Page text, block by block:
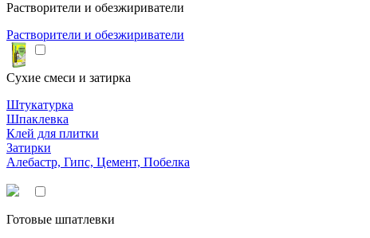
Растворители и обезжириватели
Растворители и обезжириватели
Сухие смеси и затирка
Штукатурка
Шпаклевка
Клей для плитки
Затирки
Алебастр, Гипс, Цемент, Побелка
Готовые шпатлевки